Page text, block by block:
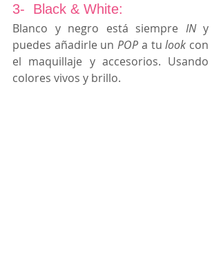
3-  Black & White:
Blanco y negro está siempre IN y
puedes añadirle un POP a tu look con
el maquillaje y accesorios. Usando
colores vivos y brillo.